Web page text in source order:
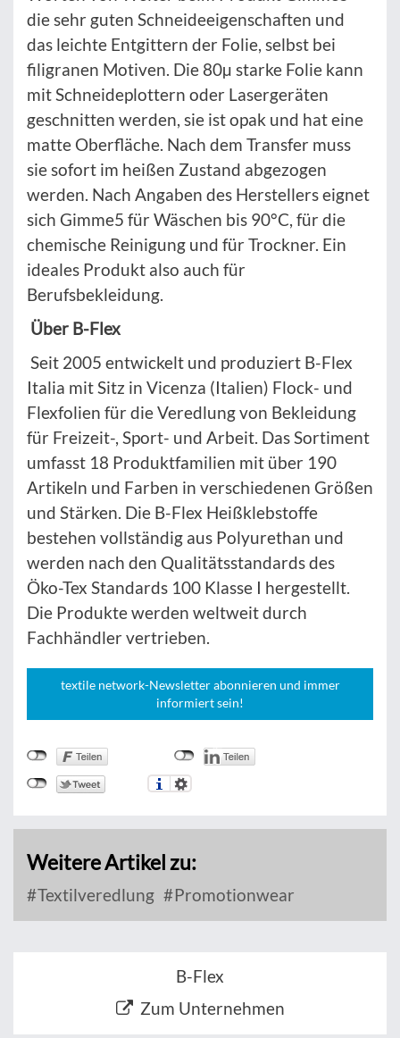
die sehr guten Schneideeigenschaften und
das leichte Entgittern der Folie, selbst bei
filigranen Motiven. Die 80µ starke Folie kann
mit Schneideplottern oder Lasergeräten
geschnitten werden, sie ist opak und hat eine
matte Oberfläche. Nach dem Transfer muss
sie sofort im heißen Zustand abgezogen
werden. Nach Angaben des Herstellers eignet
sich Gimme5 für Wäschen bis 90°C, für die
chemische Reinigung und für Trockner. Ein
ideales Produkt also auch für
Berufsbekleidung.
Über B-Flex
Seit 2005 entwickelt und produziert B-Flex
Italia mit Sitz in Vicenza (Italien) Flock- und
Flexfolien für die Veredlung von Bekleidung
für Freizeit-, Sport- und Arbeit. Das Sortiment
umfasst 18 Produktfamilien mit über 190
Artikeln und Farben in verschiedenen Größen
und Stärken. Die B-Flex Heißklebstoffe
bestehen vollständig aus Polyurethan und
werden nach den Qualitätsstandards des
Öko-Tex Standards 100 Klasse I hergestellt.
Die Produkte werden weltweit durch
Fachhändler vertrieben.
textile network-Newsletter abonnieren und immer
informiert sein!
Weitere Artikel zu:
Textilveredlung Promotionwear
B-Flex
Zum Unternehmen